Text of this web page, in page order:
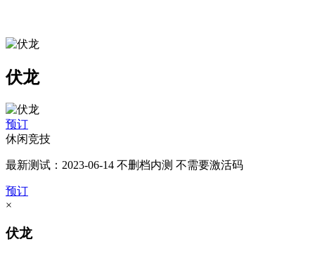
伏龙
预订
休闲竞技
最新测试：2023-06-14 不删档内测 不需要激活码
预订
×
伏龙